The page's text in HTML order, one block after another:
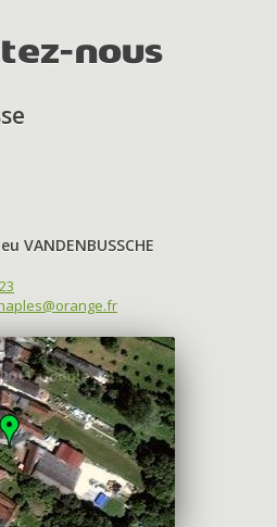
nous
VANDENBUSSCHE